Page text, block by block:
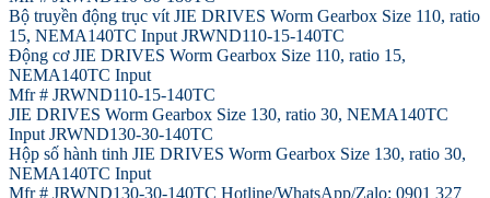
Bộ truyền động trục vít JIE DRIVES Worm Gearbox Size 110, ratio
15, NEMA140TC Input JRWND110-15-140TC
Động cơ JIE DRIVES Worm Gearbox Size 110, ratio 15,
NEMA140TC Input
Mfr # JRWND110-15-140TC
JIE DRIVES Worm Gearbox Size 130, ratio 30, NEMA140TC
Input JRWND130-30-140TC
Hộp số hành tinh JIE DRIVES Worm Gearbox Size 130, ratio 30,
NEMA140TC Input
Mfr # JRWND130-30-140TC Hotline/WhatsApp/Zalo: 0901 327